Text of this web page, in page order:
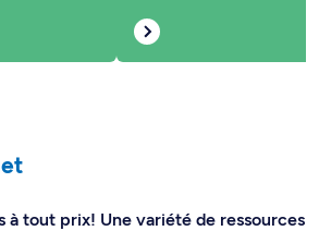
à tout prix! Une variété de ressources